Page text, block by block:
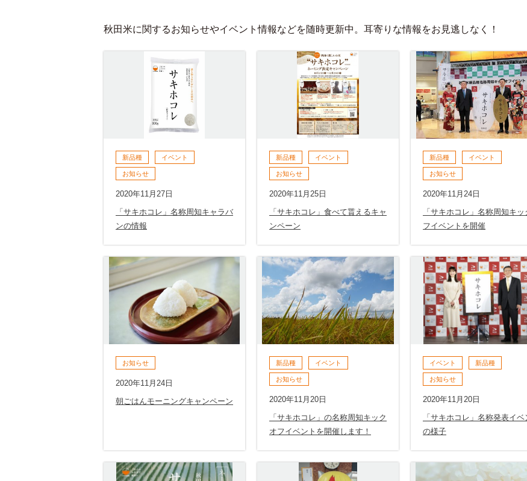
秋田米に関するお知らせやイベント情報などを随時更新中。耳寄りな情報をお見逃しなく！
新品種 イベント
お知らせ
2020年11月27日
「サキホコレ」名称周知キャラバ
ンの情報
新品種 イベント
お知らせ
2020年11月25日
「サキホコレ」食べて貰えるキャ
ンペーン
新品種 イベント
お知らせ
2020年11月24日
「サキホコレ」名称周知キッ
フイベントを開催
お知らせ
2020年11月24日
朝ごはんモーニングキャンペーン
新品種 イベント
お知らせ
2020年11月20日
「サキホコレ」の名称周知キック
オフイベントを開催します！
イベント 新品種
お知らせ
2020年11月20日
「サキホコレ」名称発表イベ
の様子